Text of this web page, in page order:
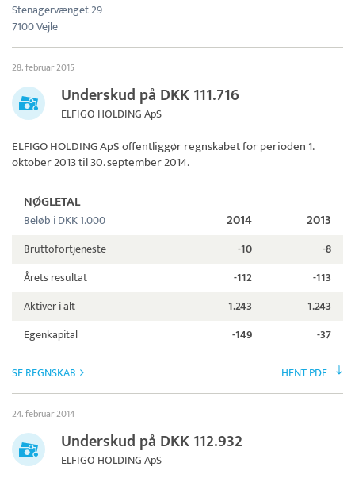
Stenagervænget 29
7100 Vejle
28. februar 2015
Underskud på DKK 111.716
ELFIGO HOLDING ApS
ELFIGO HOLDING ApSoffentliggør regnskabet for perioden 1.
oktober 2013 til 30. september 2014.
NØGLETAL
Beløb i DKK 1.000 2014 2013
Bruttofortjeneste -10
-8
Årets resultat
-112
-113
Aktiver i alt
1.243
1.243
Egenkapital
-149 -37
SE REGNSKAB HENT PDF
24. februar 2014
Underskud på DKK 112.932
ELFIGO HOLDING ApS